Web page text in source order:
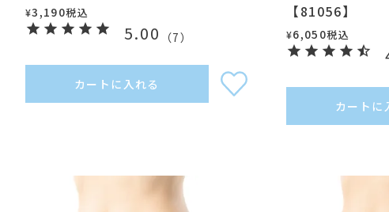
¥3,190税込
5.00 （7）
カートに入れる
【81056】
¥6,050税込
カートに